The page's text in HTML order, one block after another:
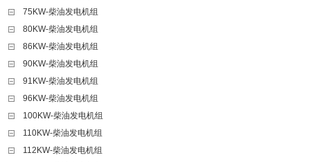
75KW-柴油发电机组
80KW-柴油发电机组
86KW-柴油发电机组
90KW-柴油发电机组
91KW-柴油发电机组
96KW-柴油发电机组
100KW-柴油发电机组
110KW-柴油发电机组
112KW-柴油发电机组